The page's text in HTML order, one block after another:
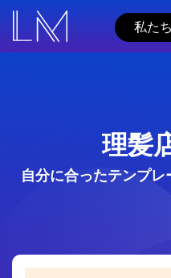
私た
理髪
自分に合ったテンプレ